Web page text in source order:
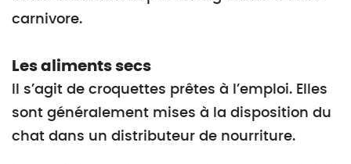
carnivore.
Les aliments secs
Il s’agit de croquettes prêtes à l’emploi. Elles
sont généralement mises à la disposition du
chat dans un distributeur de nourriture.